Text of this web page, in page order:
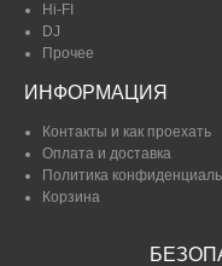
Hi-FI
DJ
Прочее
ИНФОРМАЦИЯ
Контакты и как проехать
Оплата и доставка
Политика
Корзина